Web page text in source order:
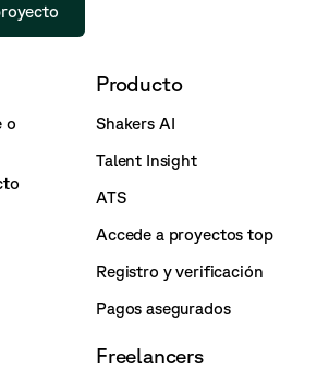
o
Producto
Shakers AI
Talent Insight
ATS
Accede a proyectos top
Registro y verificación
Pagos asegurados
Freelancers